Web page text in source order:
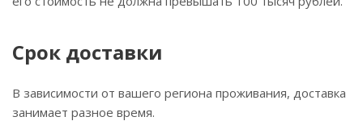
Срок доставки
В зависимости от вашего региона проживания, доставка
занимает разное время.